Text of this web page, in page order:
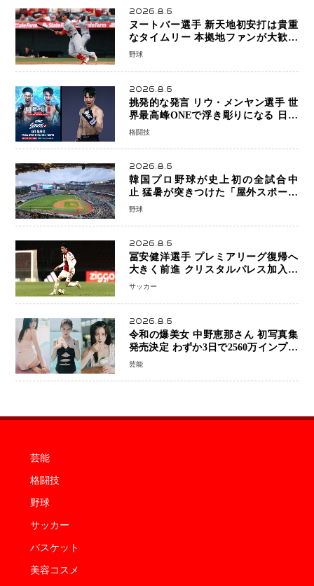
2026.8.6
ヌートバー選手 新天地初安打は貴重
なタイムリー 本拠地ファンが大歓声
笑顔で歓喜
野球
2026.8.6
挑発的な発言 リウ・メンヤン選手 世
界最高峰ONEで浮き彫りになる 日本
キックボクシングが直面する“技術
格闘技
2026.8.6
韓国プロ野球が史上初の全試合中
止 猛暑が突きつけた「屋外スポーツ
の限界」 日本発のドーム型施設時代
野球
2026.8.6
冨安健洋選手 プレミアリーグ復帰へ
大きく前進 クリスタルパレス加入目
前 メディカルチェックも通過
サッカー
2026.8.6
令和の爆美女 中野恵那さん 初写真集
発売決定 わずか3日で2560万インプレ
ッションを記録した話題の美貌を凝縮
芸能
芸能
格闘技
野球
サッカー
バスケット
美容コスメ